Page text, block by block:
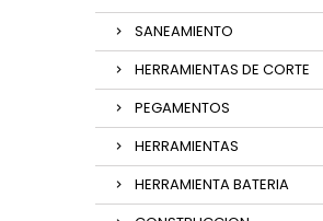
SANEAMIENTO
HERRAMIENTAS DE CORTE
PEGAMENTOS
HERRAMIENTAS
HERRAMIENTA BATERIA